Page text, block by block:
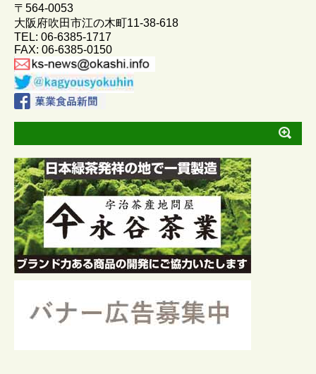
k
〒564-0053
大阪府吹田市江の木町11-38-618
TEL: 06-6385-1717
FAX: 06-6385-0150